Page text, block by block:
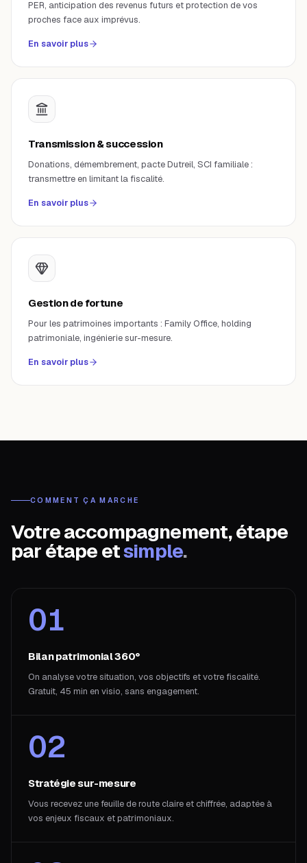
PER, anticipation des revenus futurs et protection de vos
proches face aux imprévus.
En savoir plus
Transmission & succession
Donations, démembrement, pacte Dutreil, SCI familiale :
transmettre en limitant la fiscalité.
En savoir plus
Gestion de fortune
Pour les patrimoines importants : Family Office, holding
patrimoniale, ingénierie sur-mesure.
En savoir plus
COMMENT ÇA MARCHE
Votre accompagnement, étape
par étape etsimple.
01
Bilan patrimonial 360°
On analyse votre situation, vos objectifs et votre fiscalité.
Gratuit, 45 min en visio, sans engagement.
02
Stratégie sur-mesure
Vous recevez une feuille de route claire et chiffrée, adaptée à
vos enjeux fiscaux et patrimoniaux.